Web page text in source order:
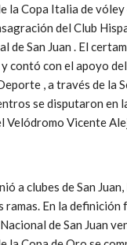
la Copa Italia de
del Club
de San Juan . El
contó con el apoyo
, a través de la
se disputaron en
Velódromo Vicente
a clubes de San
ramas. En la definición
de San Juan